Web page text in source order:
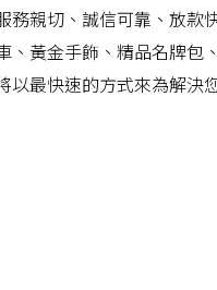
務親切、誠信可靠、放款
、黃金手飾、精品名牌包
以最快速的方式來為解決